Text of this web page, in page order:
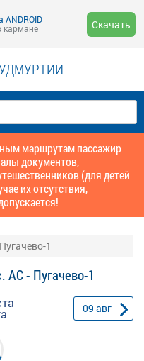
ANDROID
кармане
Скачать
маршрутам пассажир
документов,
(для детей
их отсутствия,
1
АС - Пугачево-1
09 авг